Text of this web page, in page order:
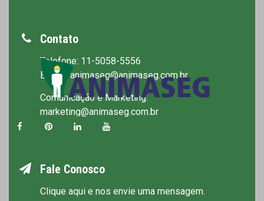
Contato
Telefone: 11-5058-5556
E-mail: animaseg@animaseg.com.br
Comunicação e Marketing:
marketing@animaseg.com.br
Fale Conosco
Clique aqui e nos envie uma mensagem.